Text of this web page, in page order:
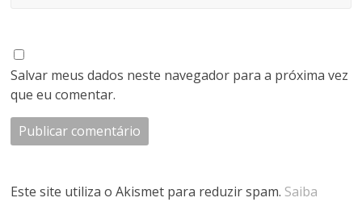
Salvar meus dados neste navegador para a próxima vez
que eu comentar.
Este site utiliza o Akismet para reduzir spam. Saiba